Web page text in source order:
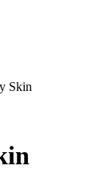
Skin